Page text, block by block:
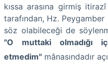
kıssa arasına girmiş
tarafından, Hz.
söz olabileceği de
"O muttaki olmadığı
etmedim" mânasındadır